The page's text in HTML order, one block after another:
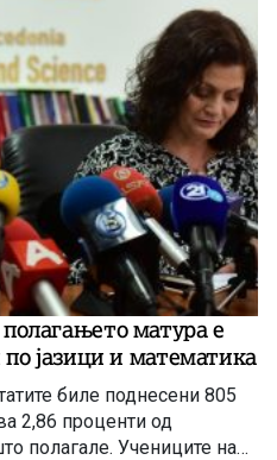
матура е
јазици и математика
биле поднесени 805
2,86 проценти од
полагале. Учениците на